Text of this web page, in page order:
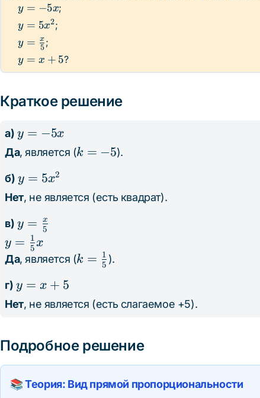
y
=
-5x
y = −5x;
y =
5x^2
y = 5x2;
y =
\frac{x}
{5}
y = 5
x ;
y
=
+
y = x + 5?
Краткое решение
а) y
=
y = −5x
Да, является (k
k = −5).
б) y =
5x^2
y = 5x2
Нет, не является (есть квадрат).
в) y =
\frac{x}
{5}
y = 5
x
y =
\frac{1}
y = 5
1x
Да, является (k =
k = 5
1 ).
г) y
=
5
y = x + 5
Нет, не является (есть слагаемое +5).
Подробное решение
📚 Теория: Вид прямой пропорциональности